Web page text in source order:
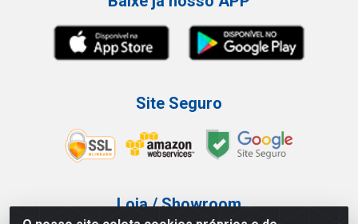
Site Seguro
Loja / Showroom